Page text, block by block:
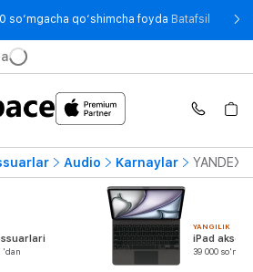
so‘mgacha qo‘shimcha foyda Batafsil -
Audio Karnaylar YANDEX
'dan
YANGILIK
iPad
39 000 so'm